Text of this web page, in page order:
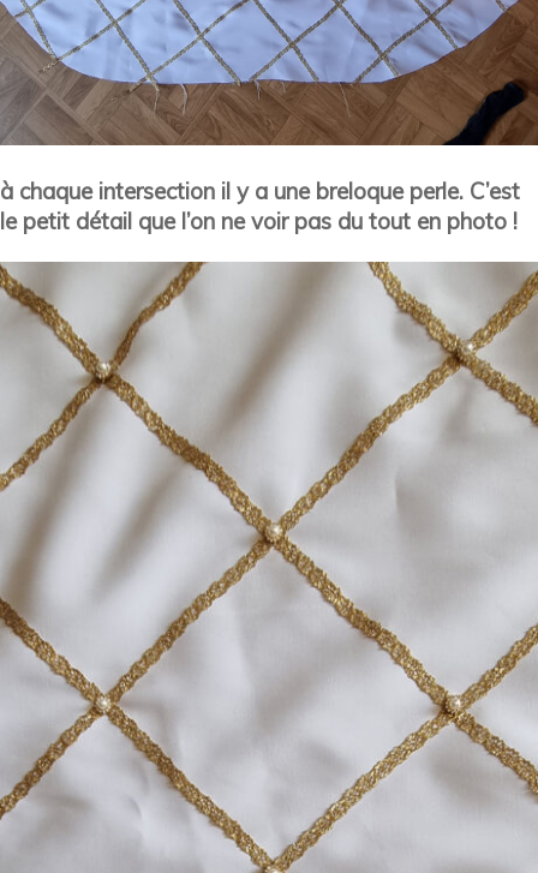
à chaque intersection il y a une breloque perle. C’est
le petit détail que l’on ne voir pas du tout en photo !